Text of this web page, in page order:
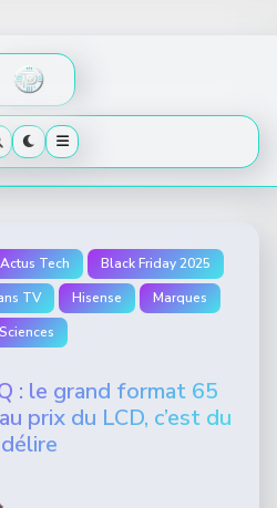
Actus Tech
Black Friday 2025
TV Hisense
Marques
Sciences
: le grand format 65
prix du LCD, c’est du
délire